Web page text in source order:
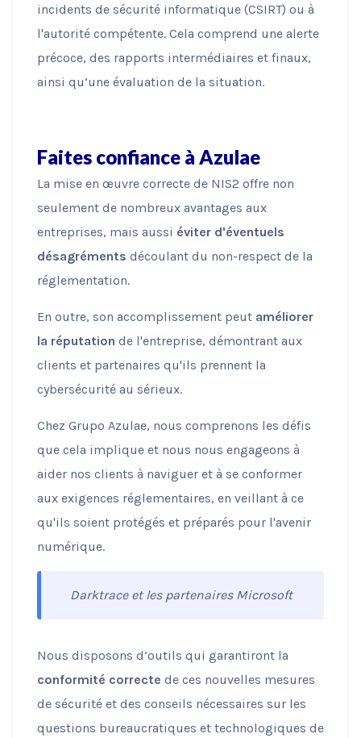
incidents de sécurité informatique (CSIRT) ou à
l'autorité compétente. Cela comprend une alerte
précoce, des rapports intermédiaires et finaux,
ainsi qu’une évaluation de la situation.
Faites confiance à Azulae
La mise en œuvre correcte de NIS2 offre non
seulement de nombreux avantages aux
entreprises, mais aussi éviter d'éventuels
désagréments découlant du non-respect de la
réglementation.
En outre, son accomplissement peut améliorer
la réputation de l'entreprise, démontrant aux
clients et partenaires qu'ils prennent la
cybersécurité au sérieux.
Chez Grupo Azulae, nous comprenons les défis
que cela implique et nous nous engageons à
aider nos clients à naviguer et à se conformer
aux exigences réglementaires, en veillant à ce
qu'ils soient protégés et préparés pour l'avenir
numérique.
Darktrace et les partenaires Microsoft
Nous disposons d’outils qui garantiront la
conformité correcte de ces nouvelles mesures
de sécurité et des conseils nécessaires sur les
questions bureaucratiques et technologiques de